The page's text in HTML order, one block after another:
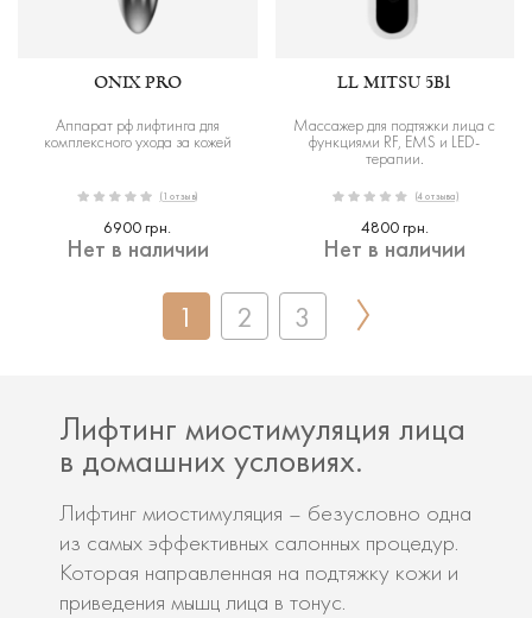
ONIX PRO
Аппарат рф лифтинга для
комплексного ухода за кожей
(1 отзыв)
6900 грн.
Нет в наличии
LL MITSU 5В1
Массажер для подтяжки лица с
функциями RF, EMS и LED-
терапии.
(4 отзыва)
4800 грн.
Нет в наличии
1 2 3
Лифтинг миостимуляция лица
в домашних условиях.
Лифтинг миостимуляция – безусловно одна
из самых эффективных салонных процедур.
Которая направленная на подтяжку кожи и
приведения мышц лица в тонус.